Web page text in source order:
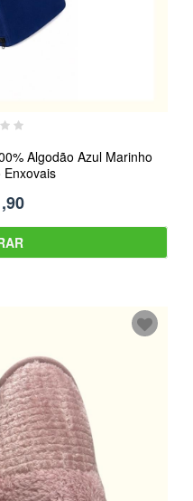
Algodão Azul Marinho